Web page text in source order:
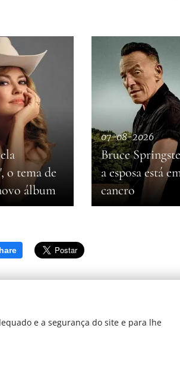
o tema de
álbum
07-08-2026
Bruce
a esposa está
cancro
e a segurança do site e para lhe